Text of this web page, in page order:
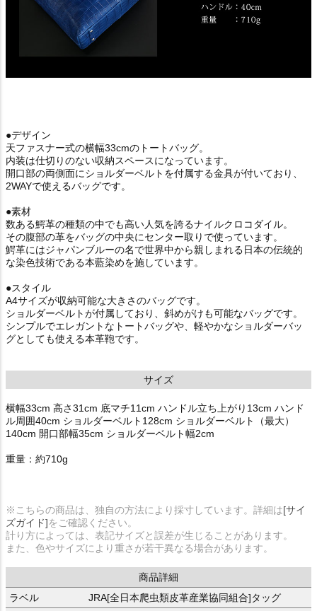
●デザイン
天ファスナー式の横幅33cmのトートバッグ。
内装は仕切りのない収納スペースになっています。
開口部の両側面にショルダーベルトを付属する金具が付いており、
2WAYで使えるバッグです。
●素材
数ある鰐革の種類の中でも高い人気を誇るナイルクロコダイル。
その腹部の革をバッグの中央にセンター取りで使っています。
鰐革にはジャパンブルーの名で世界中から親しまれる日本の伝統的
な染色技術である本藍染めを施しています。
●スタイル
A4サイズが収納可能な大きさのバッグです。
ショルダーベルトが付属しており、斜めがけも可能なバッグです。
シンプルでエレガントなトートバッグや、軽やかなショルダーバッ
グとしても使える本革鞄です。
サイズ
横幅33cm 高さ31cm 底マチ11cm ハンドル立ち上がり13cm ハンド
ル周囲40cm ショルダーベルト128cm ショルダーベルト（最大）
140cm 開口部幅35cm ショルダーベルト幅2cm
重量：約710g
※こちらの商品は、独自の方法により採寸しています。詳細は[サイ
ズガイド]をご確認ください。
計り方によっては、表記サイズと誤差が生じることがあります。
また、色やサイズにより重さが若干異なる場合があります。
商品詳細
ラベル
JRA[全日本爬虫類皮革産業協同組合]タッグ